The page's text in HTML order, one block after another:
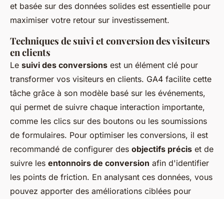
et basée sur des données solides est essentielle pour
maximiser votre retour sur investissement.
Techniques de suivi et conversion des visiteurs
en clients
Le suivi des conversions est un élément clé pour
transformer vos visiteurs en clients. GA4 facilite cette
tâche grâce à son modèle basé sur les événements,
qui permet de suivre chaque interaction importante,
comme les clics sur des boutons ou les soumissions
de formulaires. Pour optimiser les conversions, il est
recommandé de configurer des objectifs précis et de
suivre les entonnoirs de conversion afin d'identifier
les points de friction. En analysant ces données, vous
pouvez apporter des améliorations ciblées pour